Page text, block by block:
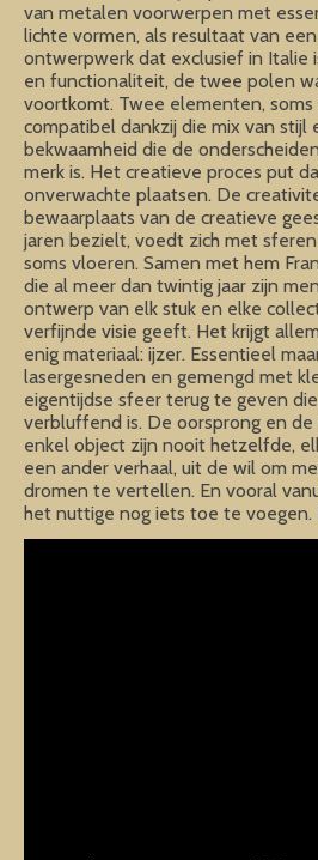
van metalen voorwerpen met
lichte vormen, als resultaat van
ontwerpwerk dat exclusief in Italie
en functionaliteit, de twee polen
voortkomt. Twee elementen,
compatibel dankzij die mix van stijl
bekwaamheid die de
merk is. Het creatieve proces put
onverwachte plaatsen. De
bewaarplaats van de creatieve
jaren bezielt, voedt zich met
soms vloeren. Samen met hem
die al meer dan twintig jaar zijn
ontwerp van elk stuk en elke
verfijnde visie geeft. Het krijgt
enig materiaal: ijzer. Essentieel
lasergesneden en gemengd met
eigentijdse sfeer terug te geven
verbluffend is. De oorsprong en
enkel object zijn nooit hetzelfde,
een ander verhaal, uit de wil om
dromen te vertellen. En vooral
het nuttige nog iets toe te voegen.